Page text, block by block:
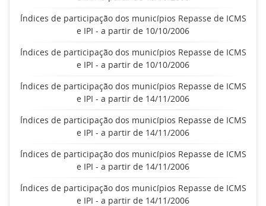
Índices de participação dos municípios Repasse de ICMS
e IPI - a partir de 10/10/2006
Índices de participação dos municípios Repasse de ICMS
e IPI - a partir de 10/10/2006
Índices de participação dos municípios Repasse de ICMS
e IPI - a partir de 14/11/2006
Índices de participação dos municípios Repasse de ICMS
e IPI - a partir de 14/11/2006
Índices de participação dos municípios Repasse de ICMS
e IPI - a partir de 14/11/2006
Índices de participação dos municípios Repasse de ICMS
e IPI - a partir de 14/11/2006